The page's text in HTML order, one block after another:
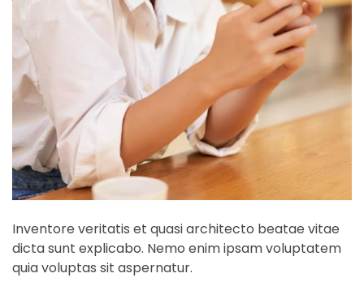
Inventore veritatis et quasi architecto beatae vitae
dicta sunt explicabo. Nemo enim ipsam voluptatem
quia voluptas sit aspernatur.